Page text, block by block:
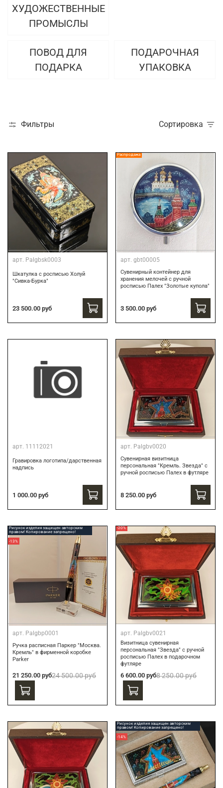
ХУДОЖЕСТВЕННЫЕ
ПРОМЫСЛЫ
ПОВОД ДЛЯ
ПОДАРКА
ПОДАРОЧНАЯ
УПАКОВКА
Фильтры Сортировка
арт. Palgbsk0003
Шкатулка с росписью Холуй
"Сивка-Бурка"
23 500.00 руб
Распродажа
арт. gbt00005
Сувенирный контейнер для
хранения мелочей с ручной
росписью Палех "Золотые купола"
3 500.00 руб
арт. 11112021
Гравировка логотипа/дарственная
надпись
1 000.00 руб
арт. Palgbv0020
Сувенирная визитница
персональная "Кремль. Звезда" с
ручной росписью Палех в футляре
8 250.00 руб
Рисунок изделия защищен авторским
правом! Копирование запрещено!
-13%
арт. Palgbp0001
Ручка расписная Паркер "Москва.
Кремль" в фирменной коробке
Parker
21 250.00 руб24 500.00 руб
-20%
арт. Palgbv0021
Визитница сувенирная
персональная "Звезда" с ручной
росписью Палех в подарочном
футляре
6 600.00 руб8 250.00 руб
Рисунок изделия защищен авторским
правом! Копирование запрещено!
-14%